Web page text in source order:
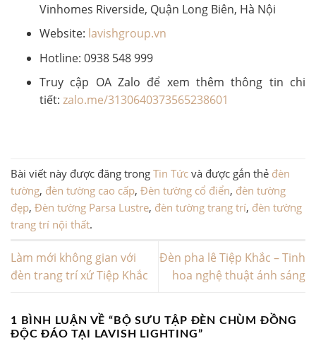
Vinhomes Riverside, Quận Long Biên, Hà Nội
Website: lavishgroup.vn
Hotline: 0938 548 999
Truy cập OA Zalo để xem thêm thông tin chi
tiết: zalo.me/3130640373565238601
Bài viết này được đăng trong Tin Tức và được gắn thẻ đèn
tường, đèn tường cao cấp, Đèn tường cổ điển, đèn tường
đẹp, Đèn tường Parsa Lustre, đèn tường trang trí, đèn tường
trang trí nội thất.
Làm mới không gian với
đèn trang trí xứ Tiệp Khắc
Đèn pha lê Tiệp Khắc – Tinh
hoa nghệ thuật ánh sáng
1 BÌNH LUẬN VỀ “ BỘ SƯU TẬP ĐÈN CHÙM ĐỒNG
ĐỘC ĐÁO TẠI LAVISH LIGHTING”